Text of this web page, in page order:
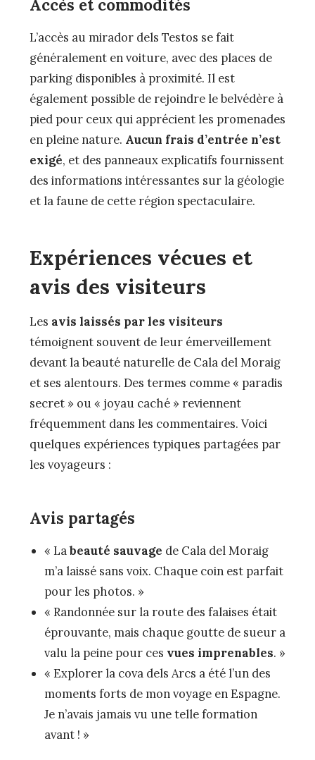
Accès et commodités
L’accès au mirador dels Testos se fait
généralement en voiture, avec des places de
parking disponibles à proximité. Il est
également possible de rejoindre le belvédère à
pied pour ceux qui apprécient les promenades
en pleine nature. Aucun frais d’entrée n’est
exigé, et des panneaux explicatifs fournissent
des informations intéressantes sur la géologie
et la faune de cette région spectaculaire.
Expériences vécues et
avis des visiteurs
Les avis laissés par les visiteurs
témoignent souvent de leur émerveillement
devant la beauté naturelle de Cala del Moraig
et ses alentours. Des termes comme « paradis
secret » ou « joyau caché » reviennent
fréquemment dans les commentaires. Voici
quelques expériences typiques partagées par
les voyageurs :
Avis partagés
« Labeauté sauvage de Cala del Moraig
m’a laissé sans voix. Chaque coin est parfait
pour les photos. »
« Randonnée sur la route des falaises était
éprouvante, mais chaque goutte de sueur a
valu la peine pour ces vues imprenables. »
« Explorer la cova dels Arcs a été l’un des
moments forts de mon voyage en Espagne.
Je n’avais jamais vu une telle formation
avant ! »